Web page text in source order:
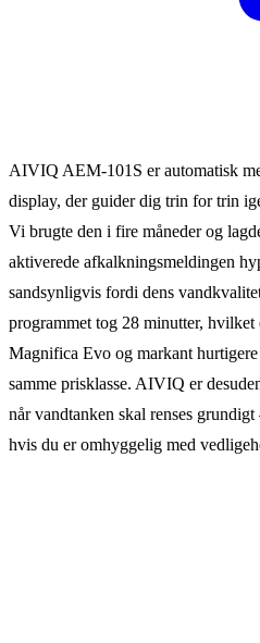
AIVIQ AEM-101S er automatisk
display, der guider dig trin for trin
Vi brugte den i fire måneder og
aktiverede afkalkningsmeldingen
sandsynligvis fordi dens
programmet tog 28 minutter, hvilket
Magnifica Evo og markant
samme prisklasse. AIVIQ er
når vandtanken skal renses
hvis du er omhyggelig med